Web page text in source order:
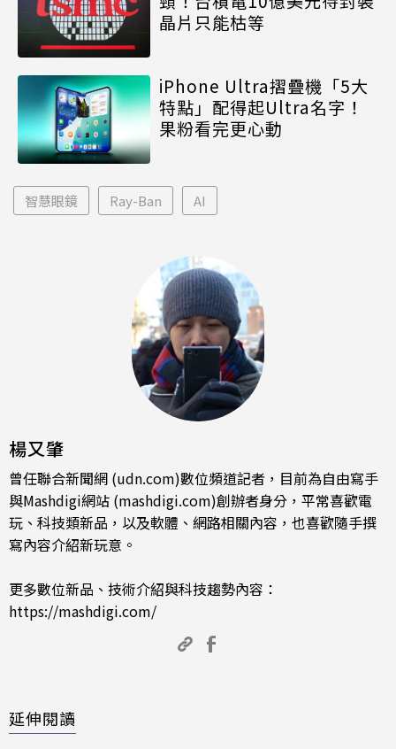
晶片只能枯等
iPhone Ultra摺疊機「5大
特點」配得起Ultra名字！
果粉看完更心動
智慧眼鏡 Ray-Ban AI
楊又肇
曾任聯合新聞網 (udn.com)數位頻道記者，目前為自由寫手
與Mashdigi網站 (mashdigi.com)創辦者身分，平常喜歡電
玩、科技類新品，以及軟體、網路相關內容，也喜歡隨手撰
寫內容介紹新玩意。
更多數位新品、技術介紹與科技趨勢內容：
https://mashdigi.com/
延伸閱讀